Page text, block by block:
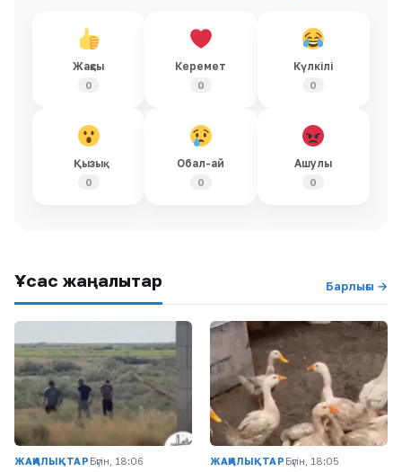
Жақсы
0
Керемет
0
Күлкілі
0
Қызық
0
Обал-ай
0
Ашулы
0
Ұқсас жаңалықтар Барлығы →
ЖАҢАЛЫҚТАР Бүгін, 18:06 ЖАҢАЛЫҚТАР Бүгін, 18:05